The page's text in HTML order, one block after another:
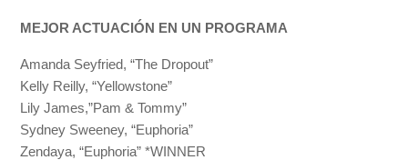
MEJOR ACTUACIÓN EN UN PROGRAMA
Amanda Seyfried, “The Dropout”
Kelly Reilly, “Yellowstone”
Lily James,”Pam & Tommy”
Sydney Sweeney, “Euphoria”
Zendaya, “Euphoria” *WINNER